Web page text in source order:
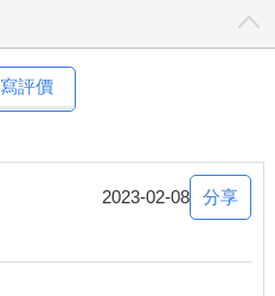
寫評價
2023-02-08 分享